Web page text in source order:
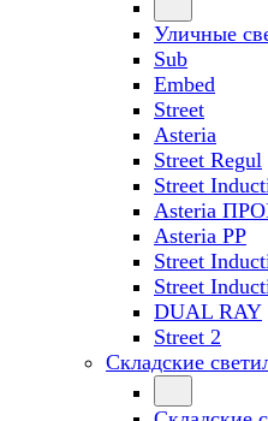
Уличные
Sub
Embed
Street
Asteria
Street Regul
Street
Asteria
Asteria PP
Street
Street
DUAL RAY
Street 2
Складские